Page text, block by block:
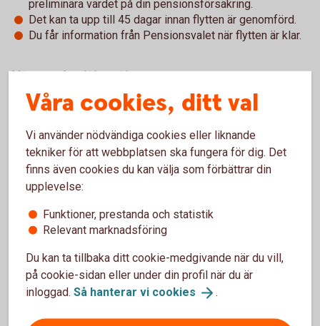
preliminära värdet på din pensionsförsäkring.
Det kan ta upp till 45 dagar innan flytten är genomförd.
Du får information från Pensionsvalet när flytten är klar.
Utan e-legitimation
Du som inte har e-legitimation kan för närvarande inte
premier.
Undantag: Utlandsboende och personer med skyddad
identitet kontaktar Pensionsvalet för hjälp med flytt av
befintligt kapital.
Lekebergs Sparbanks erbjudande
Swedbanks entrélösning inom KAP-KL och AKAP-KR
(pdf)
Våra cookies, ditt val
Vi använder nödvändiga cookies eller liknande
tekniker för att webbplatsen ska fungera för dig. Det
finns även cookies du kan välja som förbättrar din
upplevelse:
Funktioner, prestanda och statistik
Relevant marknadsföring
Du kan ta tillbaka ditt cookie-medgivande när du vill,
på cookie-sidan eller under din profil när du är
inloggad. Så hanterar vi cookies .